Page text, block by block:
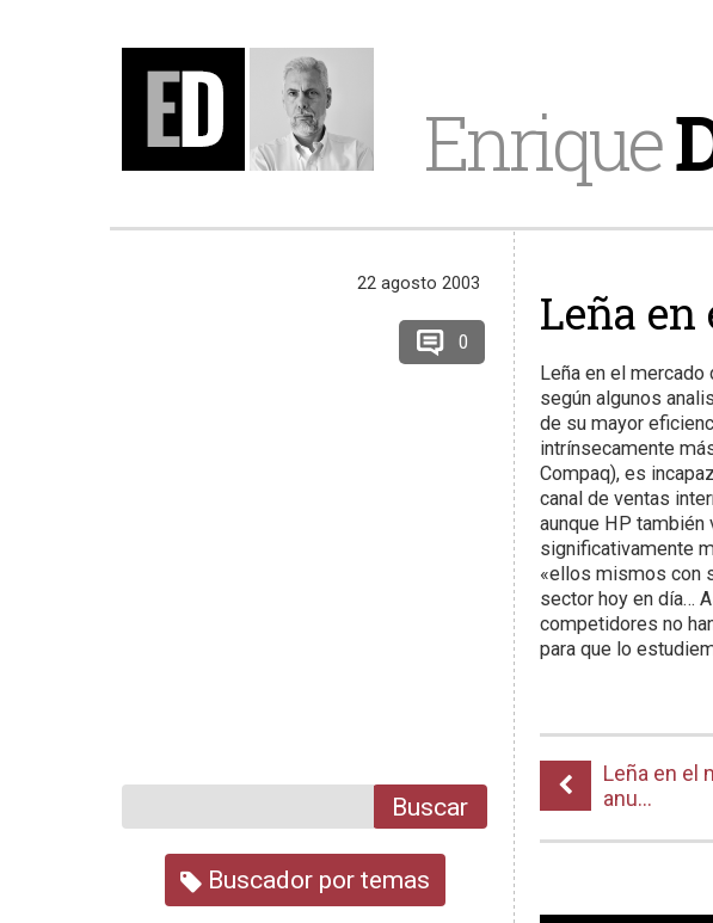
Enrique
Leña en
Leña en el mercado
según algunos
de su mayor
intrínsecamente
Compaq), es
canal de ventas
aunque HP
significativamente
«ellos mismos con
sector hoy en día…
competidores no
para que lo
Leña en el
anu...
22 agosto 2003
0
Buscar
Buscador por temas